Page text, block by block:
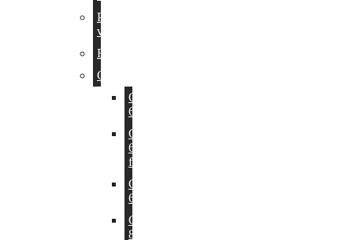
Pleje og
vedligehold
Røgrør
Gulvplader
Glasplader
6 mm
Glasplader
6 mm
facetslebet
Glasplader
6 mm sort
Glasplader
8 mm